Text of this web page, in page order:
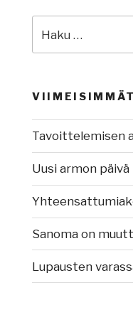
Tavoittelemisen
Uusi armon päivä
Sanoma on
Lupausten